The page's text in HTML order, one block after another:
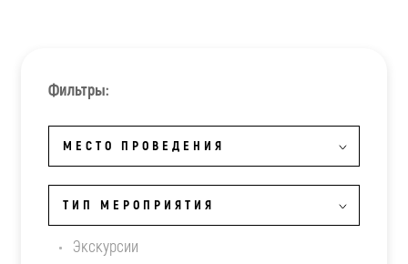
Фильтры:
МЕСТО ПРОВЕДЕНИЯ
ТИП МЕРОПРИЯТИЯ
Экскурсии